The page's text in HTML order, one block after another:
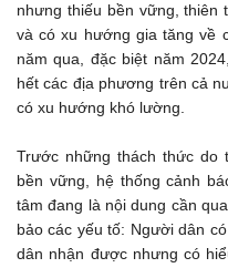
nhưng thiếu bền vững, thiên
và có xu hướng gia tăng về
năm qua, đặc biệt năm
hết các địa phương trên cả
có xu hướng khó lường.
Trước những thách thức do
bền vững, hệ thống cảnh
tâm đang là nội dung cần
bảo các yếu tố: Người dân
dân nhận được nhưng có